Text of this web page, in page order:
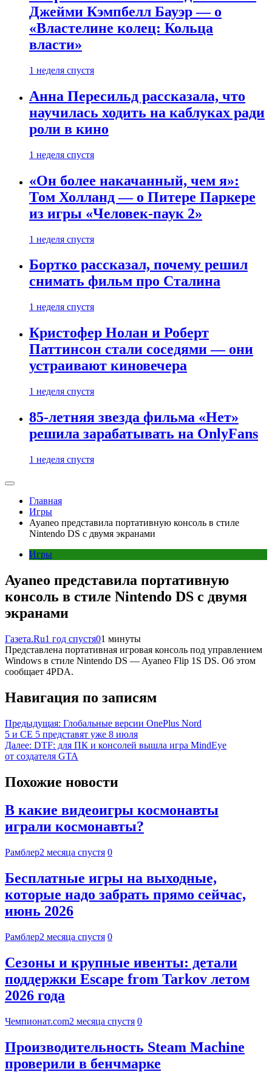
Джейми Кэмпбелл Бауэр — о
«Властелине колец: Кольца
власти»
1 неделя спустя
Анна Пересильд рассказала, что
научилась ходить на каблуках ради
роли в кино
1 неделя спустя
«Он более накачанный, чем я»:
Том Холланд — о Питере Паркере
из игры «Человек-паук 2»
1 неделя спустя
Бортко рассказал, почему решил
снимать фильм про Сталина
1 неделя спустя
Кристофер Нолан и Роберт
Паттинсон стали соседями — они
устраивают киновечера
1 неделя спустя
85-летняя звезда фильма «Нет»
решила зарабатывать на OnlyFans
1 неделя спустя
Главная
Игры
Ayaneo представила портативную консоль в стиле
Nintendo DS с двумя экранами
Игры
Ayaneo представила портативную
консоль в стиле Nintendo DS с двумя
экранами
Газета.Ru1 год спустя01 минуты
Представлена портативная игровая консоль под управлением
Windows в стиле Nintendo DS — Ayaneo Flip 1S DS. Об этом
сообщает 4PDA.
Навигация по записям
Предыдущая: Глобальные версии OnePlus Nord
5 и CE 5 представят уже 8 июля
Далее: DTF: для ПК и консолей вышла игра MindEye
от создателя GTA
Похожие новости
В какие видеоигры космонавты
играли космонавты?
Рамблер2 месяца спустя 0
Бесплатные игры на выходные,
которые надо забрать прямо сейчас,
июнь 2026
Рамблер2 месяца спустя 0
Сезоны и крупные ивенты: детали
поддержки Escape from Tarkov летом
2026 года
Чемпионат.com2 месяца спустя 0
Производительность Steam Machine
проверили в бенчмарке